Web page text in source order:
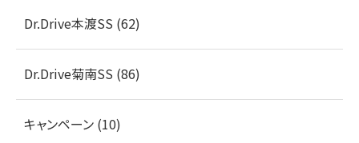
Dr.Drive本渡SS (62)
Dr.Drive菊南SS (86)
キャンペーン (10)